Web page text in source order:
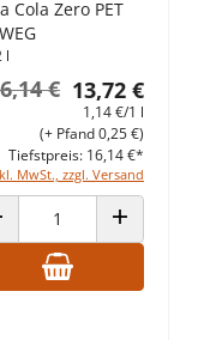
Cola Zero PET
l
13,72 €
€
1,14 €/1 l
MwSt., zzgl. Versand
(+ Pfand 0,25 €)
Tiefstpreis: 16,14 €*
VERRINGERNANZAHL